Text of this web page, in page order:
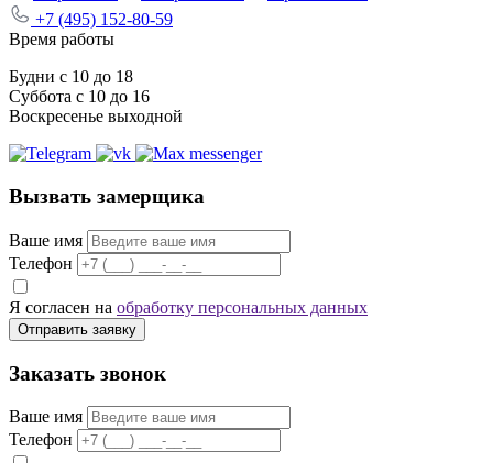
+7 (495) 152-80-59
Время работы
Будни с 10 до 18
Суббота с 10 до 16
Воскресенье выходной
Вызвать замерщика
Ваше имя
Телефон
Я согласен на обработку персональных данных
Отправить заявку
Заказать звонок
Ваше имя
Телефон